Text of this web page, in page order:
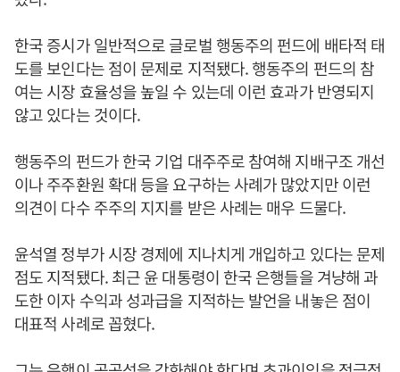
한국 증시가 일반적으로 글로벌 행동주의 펀드에 배타적 태
도를 보인다는 점이 문제로 지적됐다. 행동주의 펀드의 참
여는 시장 효율성을 높일 수 있는데 이런 효과가 반영되지
않고 있다는 것이다.
행동주의 펀드가 한국 기업 대주주로 참여해 지배구조 개선
이나 주주환원 확대 등을 요구하는 사례가 많았지만 이런
의견이 다수 주주의 지지를 받은 사례는 매우 드물다.
윤석열 정부가 시장 경제에 지나치게 개입하고 있다는 문제
점도 지적됐다. 최근 윤 대통령이 한국 은행들을 겨냥해 과
도한 이자 수익과 성과급을 지적하는 발언을 내놓은 점이
대표적 사례로 꼽혔다.